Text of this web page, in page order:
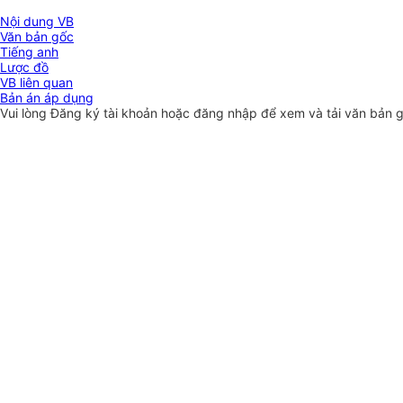
Nội dung VB
Văn bản gốc
Tiếng anh
Lược đồ
VB liên quan
Bản án áp dụng
Vui lòngĐăng ký tài khoản hoặc đăng nhập để xem và tải văn bản